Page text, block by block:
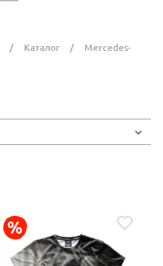
Каталог
Mercedes-